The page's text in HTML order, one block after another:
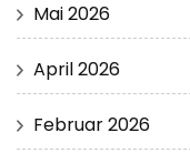
Mai 2026
April 2026
Februar 2026